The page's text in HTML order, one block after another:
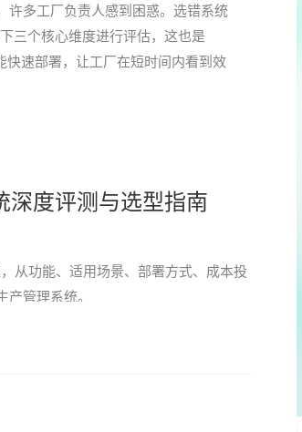
许多工厂负责人感到困惑。选错系统
三个核心维度进行评估，这也是
速部署，让工厂在短时间内看到效
深度评测与选型指南
从功能、适用场景、部署方式、成本投
管理系统。